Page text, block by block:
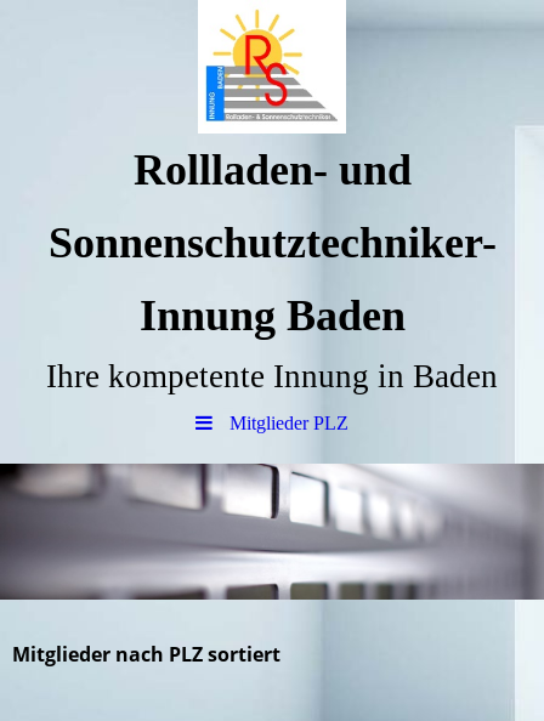
Rollladen- und
Sonnenschutztechniker-
Innung Baden
Ihre kompetente Innung in Baden
Mitglieder PLZ
Mitglieder nach PLZ sortiert